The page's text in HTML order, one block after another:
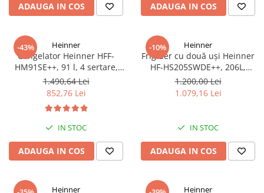
ADAUGA IN COS ADAUGA IN COS
-43% Heinner
Congelator Heinner HFF-
HM91SE++, 91 l, 4 sertare,
Control mecanic, Clasa E, H 85
cm, Argintiu
1.490,64 Lei
852,76 Lei
IN STOC
ADAUGA IN COS
-10% Heinner
Frigider cu două uși Heinner
HF-HS205SWDE++, 206L,
Dozator de apă, Clasa E,
Argintiu
1.200,00 Lei
1.079,16 Lei
IN STOC
ADAUGA IN COS
Heinner Heinner